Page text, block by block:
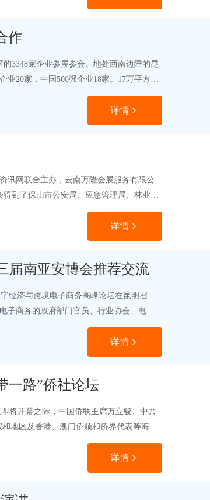
作
3348家企业参展参会。地处西南边陲的昆
业20家，中国500强企业18家。17万平方米
详情
讯网联合主办，云南万隆会展服务有限公
到了保山市公安局、应急管理局、林业
详情
届南亚安博会推荐交流
经济与跨境电子商务高峰论坛在昆明召
子商务的政府部门官员、行业协会、电子
详情
一路”侨社论坛
将开幕之际，中国侨联主席万立骏、中共
地区及香港、澳门侨领和侨界代表等海内
详情